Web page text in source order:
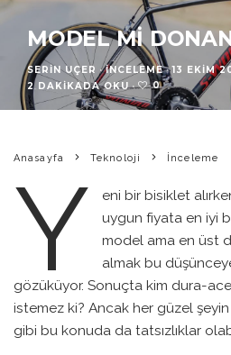
MODEL MI
SERIN UÇER · İNCELEME · 13 EKIM
2 DAKIKADA OKU · 0
Anasayfa Teknoloji İnceleme
Y
eni bir bisiklet
uygun fiyata en iyi
model ama en üst
almak bu
gözüküyor. Sonuçta kim dura-
istemez ki? Ancak her güzel
gibi bu konuda da tatsızlıklar